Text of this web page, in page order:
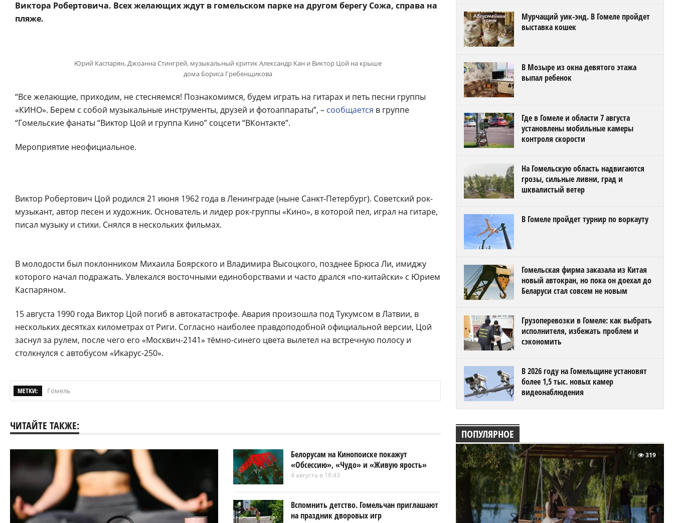
Виктора Робертовича. Всех желающих ждут в гомельском парке на другом берегу Сожа, справа на
пляже.
Юрий Каспарян, Джоанна Стингрей, музыкальный критик Александр Кан и Виктор Цой на крыше
дома Бориса Гребенщикова
“Все желающие, приходим, не стесняемся! Познакомимся, будем играть на гитарах и петь песни группы
«КИНО». Берем с собой музыкальные инструменты, друзей и фотоаппараты”, – сообщается в группе
“Гомельские фанаты “Виктор Цой и группа Кино” соцсети “ВКонтакте”.
Мероприятие неофициальное.
Виктор Робертович Цой родился 21 июня 1962 года в Ленинграде (ныне Санкт-Петербург). Советский рок-
музыкант, автор песен и художник. Основатель и лидер рок-группы «Кино», в которой пел, играл на гитаре,
писал музыку и стихи. Снялся в нескольких фильмах.
В молодости был поклонником Михаила Боярского и Владимира Высоцкого, позднее Брюса Ли, имиджу
которого начал подражать. Увлекался восточными единоборствами и часто дрался «по-китайски» с Юрием
Каспаряном.
15 августа 1990 года Виктор Цой погиб в автокатастрофе. Авария произошла под Тукумсом в Латвии, в
нескольких десятках километрах от Риги. Согласно наиболее правдоподобной официальной версии, Цой
заснул за рулем, после чего его «Москвич-2141» тёмно-синего цвета вылетел на встречную полосу и
столкнулся с автобусом «Икарус-250».
МЕТКИ: Гомель
ЧИТАЙТЕ ТАКЖЕ:
Белорусам на Кинопоиске покажут
«Обсессию», «Чудо» и «Живую ярость»
4 августа в 18:43
Вспомнить детство. Гомельчан приглашают
на праздник дворовых игр
Мурчащий уик-энд. В Гомеле пройдет
выставка кошек
В Мозыре из окна девятого этажа
выпал ребенок
Где в Гомеле и области 7 августа
установлены мобильные камеры
контроля скорости
На Гомельскую область надвигаются
грозы, сильные ливни, град и
шквалистый ветер
В Гомеле пройдет турнир по воркауту
Гомельская фирма заказала из Китая
новый автокран, но пока он доехал до
Беларуси стал совсем не новым
Грузоперевозки в Гомеле: как выбрать
исполнителя, избежать проблем и
сэкономить
В 2026 году на Гомельщине установят
более 1,5 тыс. новых камер
видеонаблюдения
ПОПУЛЯРНОЕ
319